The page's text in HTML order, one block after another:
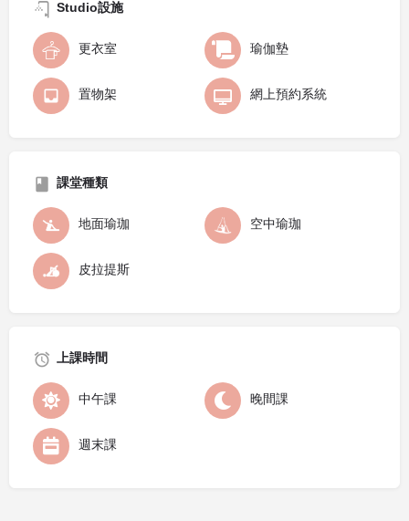
Studio設施
更衣室 瑜伽墊
置物架 網上預約系統
課堂種類
地面瑜珈 空中瑜珈
皮拉提斯
上課時間
中午課 晚間課
週末課